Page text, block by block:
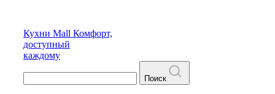
Кухни Mall Комфорт,
доступный
каждому
Поиск